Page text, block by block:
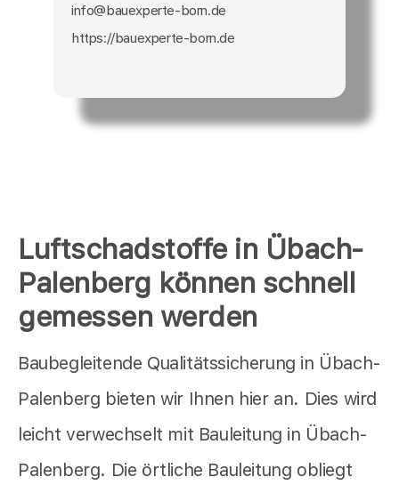
Luftschadstoffe in Übach-
Palenberg können schnell
gemessen werden
Baubegleitende Qualitätssicherung in Übach-
Palenberg bieten wir Ihnen hier an. Dies wird
leicht verwechselt mit Bauleitung in Übach-
Palenberg. Die örtliche Bauleitung obliegt
info@bauexperte-born.de
https://bauexperte-born.de